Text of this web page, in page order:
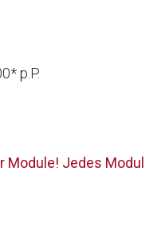
p.P.
Module! Jedes Modul